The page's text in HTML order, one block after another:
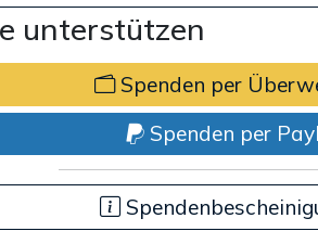
unterstützen
Spenden per
Spenden per